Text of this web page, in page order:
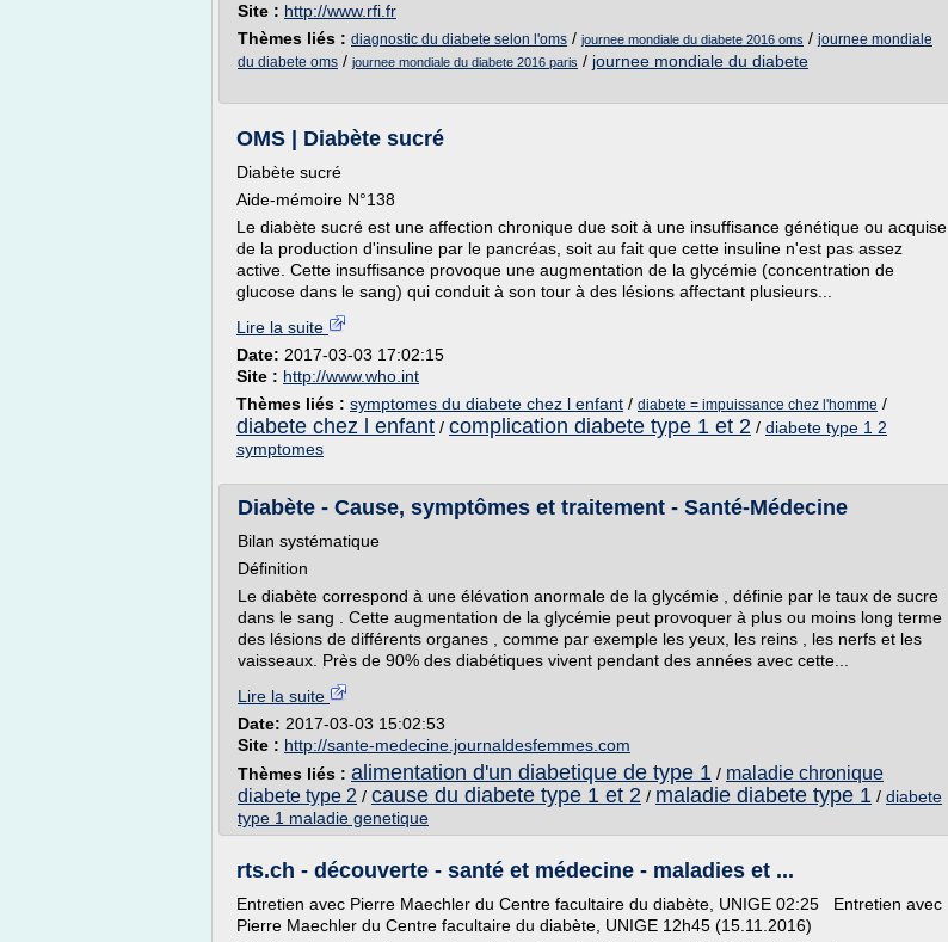
Site : http://www.rfi.fr
Thèmes liés : diagnostic du diabete selon l'oms / journee mondiale du diabete 2016 oms / journee mondiale
du diabete oms / journee mondiale du diabete 2016 paris / journee mondiale du diabete
OMS | Diabète sucré
Diabète sucré
Aide-mémoire N°138
Le diabète sucré est une affection chronique due soit à une insuffisance génétique ou acquise
de la production d'insuline par le pancréas, soit au fait que cette insuline n'est pas assez
active. Cette insuffisance provoque une augmentation de la glycémie (concentration de
glucose dans le sang) qui conduit à son tour à des lésions affectant plusieurs...
Lire la suite
Date: 2017-03-03 17:02:15
Site : http://www.who.int
Thèmes liés : symptomes du diabete chez l enfant / diabete = impuissance chez l'homme /
diabete chez l enfant / complication diabete type 1 et 2 / diabete type 1 2
symptomes
Diabète - Cause, symptômes et traitement - Santé-Médecine
Bilan systématique
Définition
Le diabète correspond à une élévation anormale de la glycémie , définie par le taux de sucre
dans le sang . Cette augmentation de la glycémie peut provoquer à plus ou moins long terme
des lésions de différents organes , comme par exemple les yeux, les reins , les nerfs et les
vaisseaux. Près de 90% des diabétiques vivent pendant des années avec cette...
Lire la suite
Date: 2017-03-03 15:02:53
Site : http://sante-medecine.journaldesfemmes.com
Thèmes liés : alimentation d'un diabetique de type 1 / maladie chronique
diabete type 2 / cause du diabete type 1 et 2 / maladie diabete type 1 / diabete
type 1 maladie genetique
rts.ch - découverte - santé et médecine - maladies et ...
Entretien avec Pierre Maechler du Centre facultaire du diabète, UNIGE 02:25 Entretien avec
Pierre Maechler du Centre facultaire du diabète, UNIGE 12h45 (15.11.2016)